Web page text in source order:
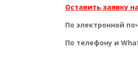
Оставить заявку
По электронной
По телефону и